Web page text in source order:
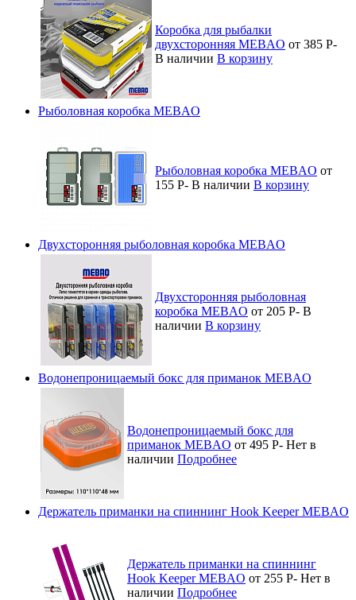
Коробка для рыбалки
двухсторонняя MEBAO от 385 Р-
В наличии В корзину
Рыболовная коробка MEBAO
Рыболовная коробка MEBAO от
155 Р- В наличии В корзину
Двухсторонняя рыболовная коробка MEBAO
Двухсторонняя рыболовная
коробка MEBAO от 205 Р- В
наличии В корзину
Водонепроницаемый бокс для приманок MEBAO
Водонепроницаемый бокс для
приманок MEBAO от 495 Р- Нет в
наличии Подробнее
Держатель приманки на спиннинг Hook Keeper MEBAO
Держатель приманки на спиннинг
Hook Keeper MEBAO от 255 Р- Нет в
наличии Подробнее